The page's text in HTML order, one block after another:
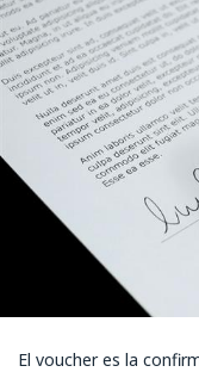
El voucher es la